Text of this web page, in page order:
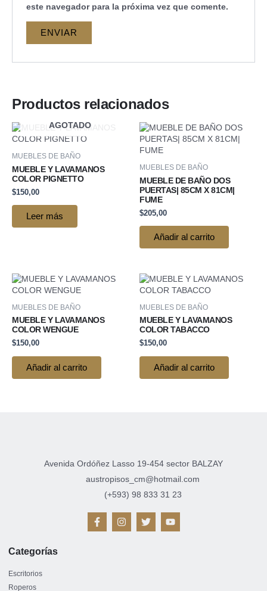
este navegador para la próxima vez que comente.
Productos relacionados
AGOTADO
MUEBLES DE BAÑO
MUEBLE Y LAVAMANOS
COLOR PIGNETTO
$150,00
Leer más
MUEBLES DE BAÑO
MUEBLE DE BAÑO DOS
PUERTAS| 85CM X 81CM|
FUME
$205,00
Añadir al carrito
MUEBLES DE BAÑO
MUEBLE Y LAVAMANOS
COLOR WENGUE
$150,00
Añadir al carrito
MUEBLES DE BAÑO
MUEBLE Y LAVAMANOS
COLOR TABACCO
$150,00
Añadir al carrito
Avenida Ordóñez Lasso 19-454 sector BALZAY
austropisos_cm@hotmail.com
(+593) 98 833 31 23
F
a
I
n
T
w
Y
o
Categorías
Escritorios
Roperos